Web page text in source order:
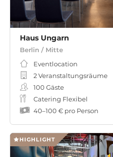
Haus Ungarn
Berlin / Mitte
Eventlocation
2 Veranstaltungsräume
100 Gäste
Catering Flexibel
40–100 € pro Person
HIGHLIGHT